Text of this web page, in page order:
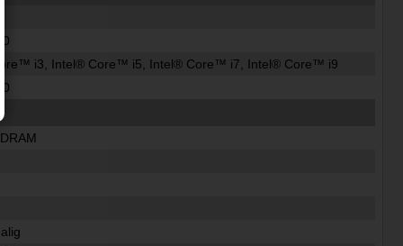
i3, Intel® Core™ i5, Intel® Core™ i7, Intel® Core™ i9